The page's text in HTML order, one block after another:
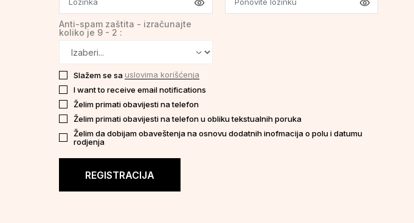
Anti-spam zaštita - izračunajte
koliko je 9 - 2 :
Slažem se sa uslovima korišćenja
I want to receive email notifications
Želim primati obavijesti na telefon
Želim primati obavijesti na telefon u obliku tekstualnih poruka
Želim da dobijam obaveštenja na osnovu dodatnih inofmacija o polu i datumu
rodjenja
REGISTRACIJA